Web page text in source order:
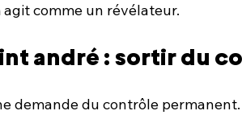
agit comme un révélateur.
andré : sortir du
demande du contrôle permanent.